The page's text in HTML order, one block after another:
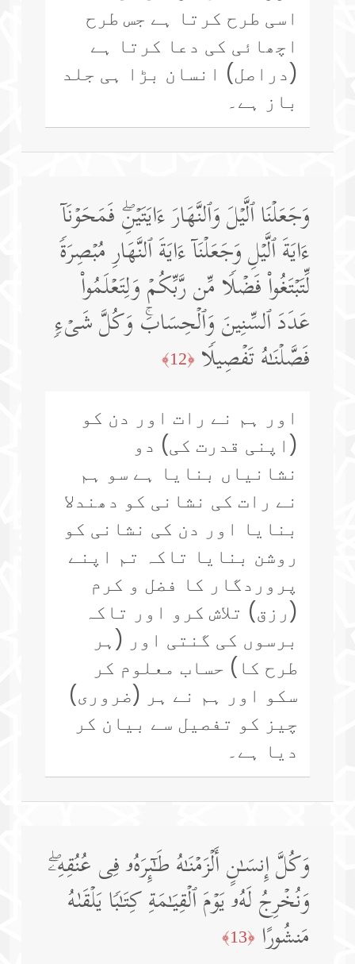
اسی طرح کرتا ہے جس طرح
اچھائی کی دعا کرتا ہے
(دراصل) انسان بڑا ہی جلد
باز ہے۔
وَجَعَلۡنَا ٱلَّیۡلَ وَٱلنَّهَارَ ءَایَتَیۡنِۖ فَمَحَوۡنَاۤ
ءَایَةَ ٱلَّیۡلِ وَجَعَلۡنَاۤ ءَایَةَ ٱلنَّهَارِ مُبۡصِرَةࣰ
لِّتَبۡتَغُوا۟ فَضۡلࣰا مِّن رَّبِّكُمۡ وَلِتَعۡلَمُوا۟
عَدَدَ ٱلسِّنِینَ وَٱلۡحِسَابَۚ وَكُلَّ شَیۡءࣲ
فَصَّلۡنَـٰهُ تَفۡصِیلࣰا ﴿12﴾
اور ہم نے رات اور دن کو
(اپنی قدرت کی) دو
نشانیاں بنایا ہے سو ہم
نے رات کی نشانی کو دھندلا
بنایا اور دن کی نشانی کو
روشن بنایا تاکہ تم اپنے
پروردگار کا فضل و کرم
(رزق) تلاش کرو اور تاکہ
برسوں کی گنتی اور (ہر
طرح کا) حساب معلوم کر
سکو اور ہم نے ہر (ضروری)
چیز کو تفصیل سے بیان کر
دیا ہے۔
وَكُلَّ إِنسَـٰنٍ أَلۡزَمۡنَـٰهُ طَـٰۤىِٕرَهُۥ فِی عُنُقِهِۦۖ
وَنُخۡرِجُ لَهُۥ یَوۡمَ ٱلۡقِیَـٰمَةِ كِتَـٰبࣰا یَلۡقَىٰهُ
مَنشُورًا ﴿13﴾